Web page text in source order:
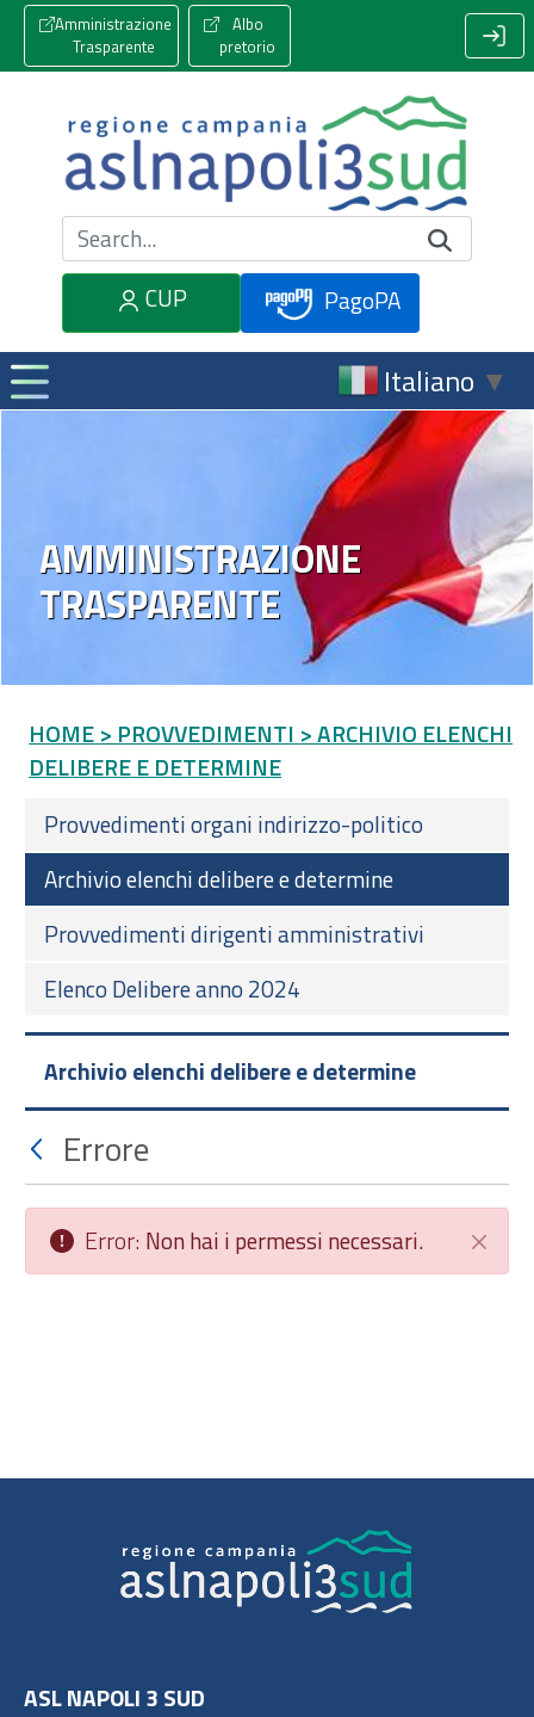
Amministrazione
Trasparente
Albo
pretorio
Cerca nel sito
CUP
PagoPA
Italiano ▼
AMMINISTRAZIONE
TRASPARENTE
HOME > PROVVEDIMENTI > ARCHIVIO ELENCHI
DELIBERE E DETERMINE
Provvedimenti organi indirizzo-politico
Archivio elenchi delibere e determine
Provvedimenti dirigenti amministrativi
Elenco Delibere anno 2024
Archivio elenchi delibere e determine
Errore
Chiudi
Error: Non hai i permessi necessari.
ASL NAPOLI 3 SUD